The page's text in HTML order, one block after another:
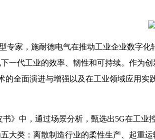
专家，施耐德电气在推动工业企业数字
一代工业的效率、韧性和可持续。作为
的全面演进与增强以及在工业领域应用
》中，通过场景分析，甄选出5G在工业
大类：离散制造行业的柔性生产、起重